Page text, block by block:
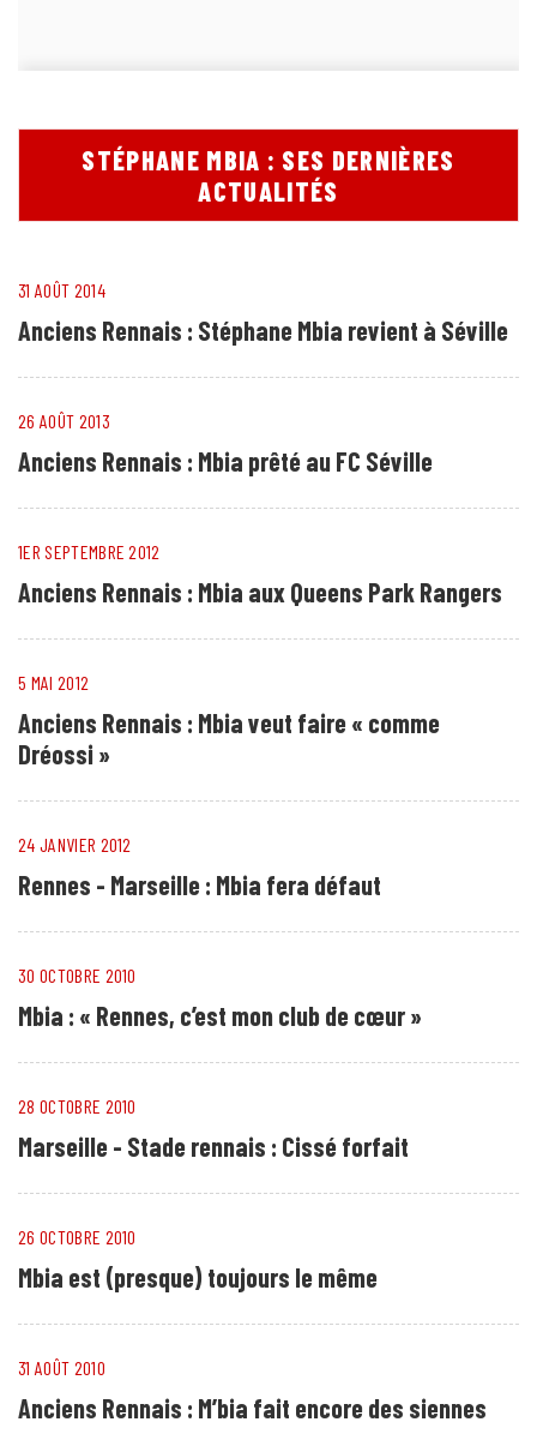
STÉPHANE MBIA : SES DERNIÈRES
ACTUALITÉS
31 AOÛT 2014
Anciens Rennais : Stéphane Mbia revient à Séville
26 AOÛT 2013
Anciens Rennais : Mbia prêté au FC Séville
1ER SEPTEMBRE 2012
Anciens Rennais : Mbia aux Queens Park Rangers
5 MAI 2012
Anciens Rennais : Mbia veut faire « comme
Dréossi »
24 JANVIER 2012
Rennes - Marseille : Mbia fera défaut
30 OCTOBRE 2010
Mbia : « Rennes, c’est mon club de cœur »
28 OCTOBRE 2010
Marseille - Stade rennais : Cissé forfait
26 OCTOBRE 2010
Mbia est (presque) toujours le même
31 AOÛT 2010
Anciens Rennais : M’bia fait encore des siennes